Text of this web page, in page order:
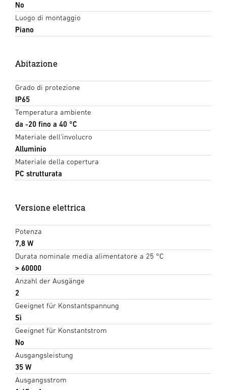
No
Luogo di montaggio
Piano
Abitazione
Grado di protezione
IP65
Temperatura ambiente
da -20 fino a 40 °C
Materiale dell'involucro
Alluminio
Materiale della copertura
PC strutturata
Versione elettrica
Potenza
7,8 W
Durata nominale media alimentatore a 25 °C
> 60000
Anzahl der Ausgänge
2
Geeignet für Konstantspannung
Sì
Geeignet für Konstantstrom
No
Ausgangsleistung
35 W
Ausgangsstrom